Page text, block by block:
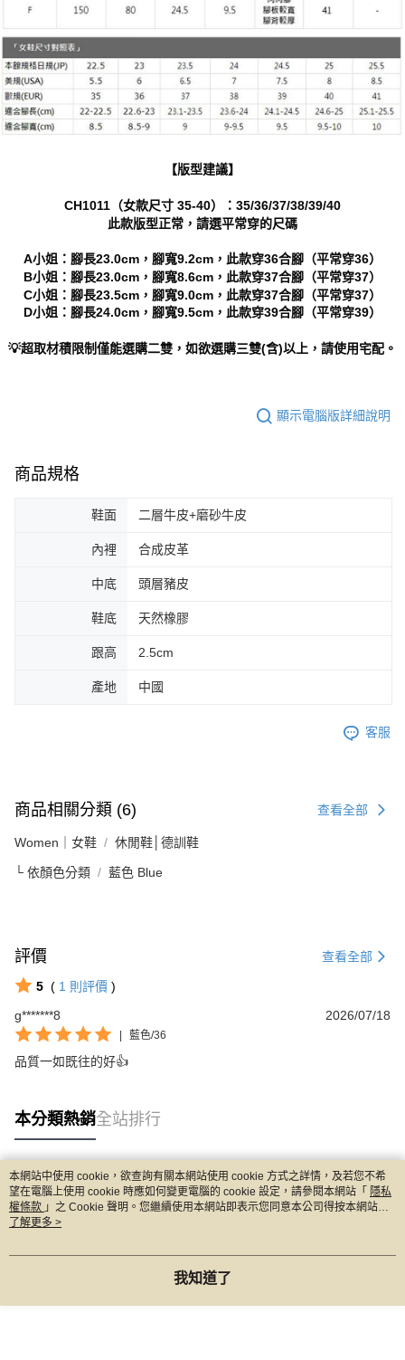
【版型建議】
CH1011（女款尺寸 35-40）：35/36/37/38/39/40
此款版型正常，請選平常穿的尺碼
A小姐：腳長23.0cm，腳寬9.2cm，此款穿36合腳（平常穿36）
B小姐：腳長23.0cm，腳寬8.6cm，此款穿37合腳（平常穿37）
C小姐：腳長23.5cm，腳寬9.0cm，此款穿37合腳（平常穿37）
D小姐：腳長24.0cm，腳寬9.5cm，此款穿39合腳（平常穿39）
💡超取材積限制僅能選購二雙，如欲選購三雙(含)以上，請使用宅配。
顯示電腦版詳細說明
商品規格
鞋面 二層牛皮+磨砂牛皮
內裡 合成皮革
中底 頭層豬皮
鞋底 天然橡膠
跟高 2.5cm
產地 中國
客服
商品相關分類 (6) 查看全部
Women｜女鞋 休閒鞋│德訓鞋
└ 依顏色分類 藍色 Blue
評價 查看全部
5 ( 1 則評價 )
g*******8
2026/07/18
| 藍色/36
品質一如既往的好👍
本分類熱銷全站排行
熱門標籤
本網站中使用 cookie，欲查詢有關本網站使用 cookie 方式之詳情，及若您不希
望在電腦上使用 cookie 時應如何變更電腦的 cookie 設定，請參閱本網站「 隱私
權條款 」之 Cookie 聲明。您繼續使用本網站即表示您同意本公司得按本網站使
用條款之 Cookie 聲明使用 cookie。
了解更多 >
我知道了